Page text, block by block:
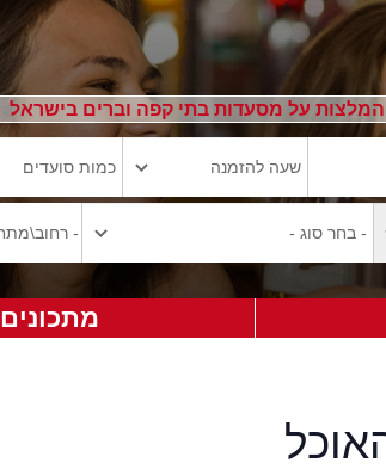
על מסעדות בתי קפה וברים בישראל
מתכונים